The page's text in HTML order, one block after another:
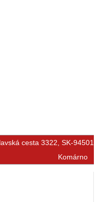
cesta 3322, SK-94501
Komárno